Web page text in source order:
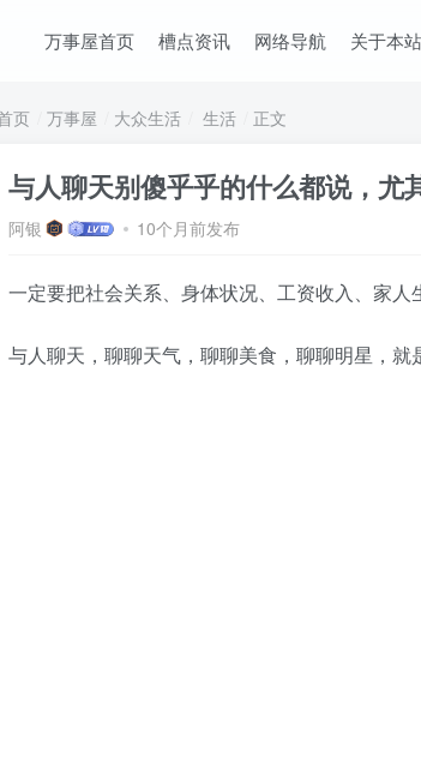
万事屋首页 槽点资讯 网络导航 关于本站
页 万事屋 大众生活 生活 正文
与人聊天别傻乎乎的什么都说，尤
阿银 10个月前发布
一定要把社会关系、身体状况、工资收入、家人
与人聊天，聊聊天气，聊聊美食，聊聊明星，就